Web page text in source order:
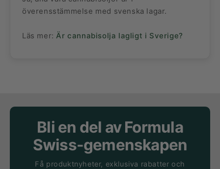
överensstämmelse med svenska lagar.
Läs mer:Är cannabisolja lagligt i Sverige?
Bli en del av Formula
Swiss-gemenskapen
Få produktnyheter, exklusiva rabatter och